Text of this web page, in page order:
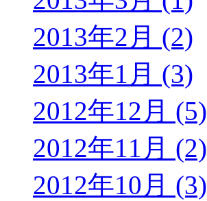
2013年2月 (2)
2013年1月 (3)
2012年12月 (5)
2012年11月 (2)
2012年10月 (3)